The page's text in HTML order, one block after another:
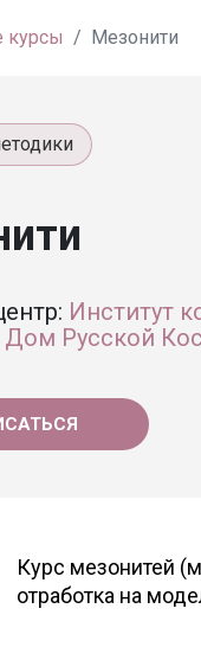
курсы Мезонити
Институт
Дом Русской
Курс мезонитей
отработка на